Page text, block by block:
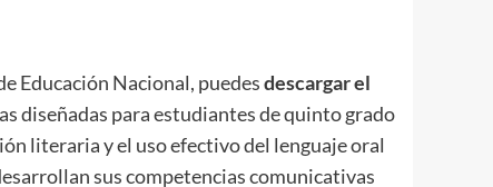
Educación Nacional, puedesdescargar el
diseñadas para estudiantes de quinto grado
literaria y el uso efectivo del lenguaje oral
sus competencias comunicativas